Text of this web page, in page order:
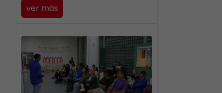
ver más